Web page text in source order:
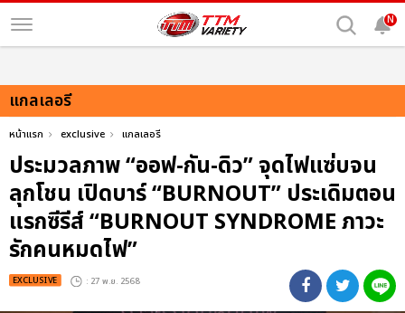
N
แกลเลอรี
หน้าแรก exclusive แกลเลอรี
ประมวลภาพ “ออฟ-กัน-ดิว” จุดไฟแซ่บจน
ลุกโชน เปิดบาร์ “BURNOUT” ประเดิมตอน
แรกซีรีส์ “BURNOUT SYNDROME ภาวะ
รักคนหมดไฟ”
EXCLUSIVE : 27 พ.ย. 2568